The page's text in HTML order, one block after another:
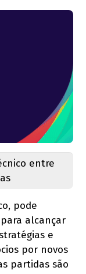
entre
pode
alcançar
e
por novos
partidas são